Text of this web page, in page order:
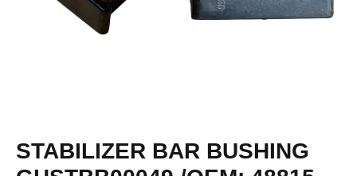
STABILIZER BAR BUSHING